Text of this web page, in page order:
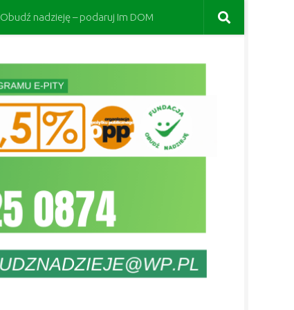
Obudź nadzieję – podaruj Im DOM